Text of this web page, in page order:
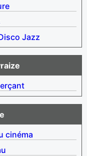
Jazz
cinéma